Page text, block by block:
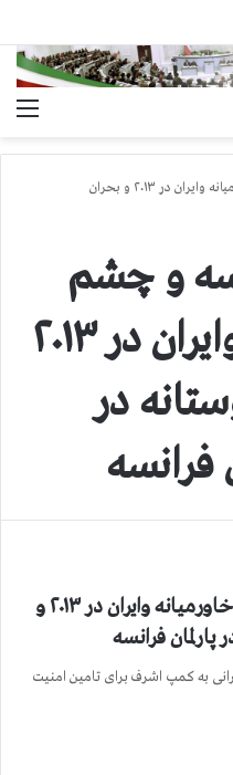
کنفرانس ” فرانسه و چشم انداز خاورمیانه وایران در ۲۰۱۳ و بحران
و چشم
انداز خاورمیانه وایران در ۲۰۱۳
در
فرانسه
کنفرانس ” فرانسه و چشم انداز خاورمیانه وایران در ۲۰۱۳ و
پارلمان فرانسه
به کمپ اشرف برای تامین امنیت